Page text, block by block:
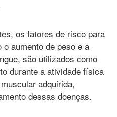
os fatores de risco para
aumento de peso e a
são utilizados como
durante a atividade física
adquirida,
dessas doenças.